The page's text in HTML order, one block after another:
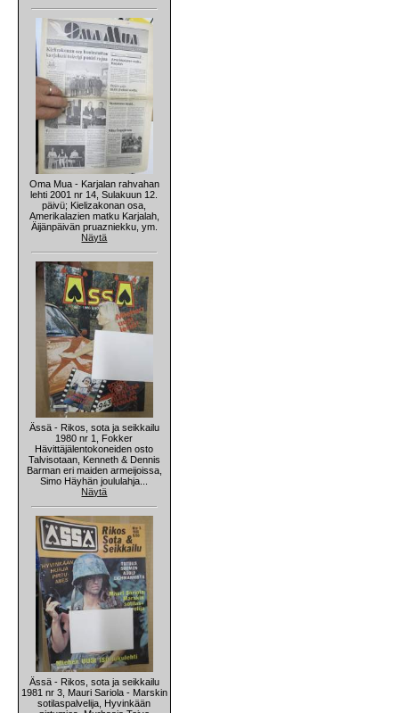
Oma Mua - Karjalan rahvahan
lehti 2001 nr 14, Sulakuun 12.
päivü; Kielizakonan osa,
Amerikalazien matku Karjalah,
Äijänpäivän pruazniekku, ym.
Näytä
Ässä - Rikos, sota ja seikkailu
1980 nr 1, Fokker
Hävittäjälentokoneiden osto
Talvisotaan, Kenneth & Dennis
Barman eri maiden armeijoissa,
Simo Häyhän joululahja...
Näytä
Ässä - Rikos, sota ja seikkailu
1981 nr 3, Mauri Sariola - Marskin
sotilaspalvelija, Hyvinkään